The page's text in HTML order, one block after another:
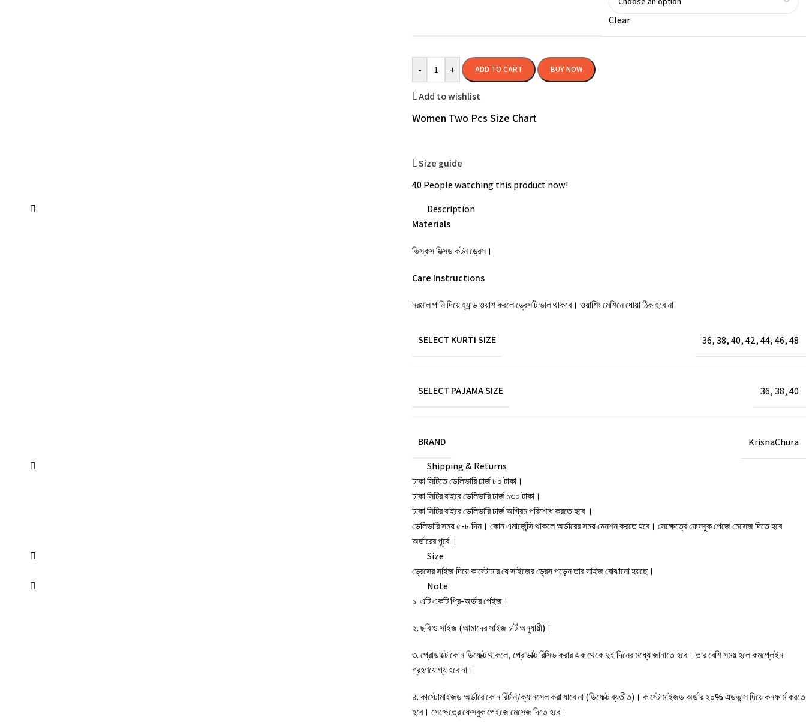
Clear
- + ADD TO CART BUY NOW
Add to wishlist
Women Two Pcs Size Chart
Size guide
40People watching this product now!
Description
Materials
ভিস্কস মিক্সড কটন ড্রেস।
Care Instructions
নরমাল পানি দিয়ে হ্যান্ড ওয়াশ করলে ড্রেসটি ভাল থাকবে। ওয়াশিং মেশিনে ধোয়া ঠিক হবে না
SELECT KURTI SIZE 36,38,40,42,44,46,48
SELECT PAJAMA SIZE 36,38,40
BRAND
KrisnaChura
Shipping & Returns
ঢাকা সিটিতে ডেলিভারি চার্জ ৮০ টাকা।
ঢাকা সিটির বাইরে ডেলিভারি চার্জ ১৩০ টাকা।
ঢাকা সিটির বাইরে ডেলিভারি চার্জ অগ্রিম পরিশোধ করতে হবে ।
ডেলিভারি সময় ৫-৮ দিন। কোন এমার্জেন্সি থাকলে অর্ডারের সময় মেনশন করতে হবে। সেক্ষেত্রে ফেসবুক পেজে মেসেজ দিতে হবে
অর্ডারের পূর্বে ।
Size
ড্রেসের সাইজ দিয়ে কাস্টোমার যে সাইজের ড্রেস পড়েন তার সাইজ বোঝানো হয়ছে।
Note
১. এটি একটি প্রি-অর্ডার পেইজ।
২. ছবি ও সাইজ (আমাদের সাইজ চার্ট অনুযায়ী)।
৩. প্রোডাক্টে কোন ডিফেক্ট থাকলে, প্রোডাক্ট রিসিভ করার এক থেকে দুই দিনের মধ্যে জানাতে হবে। তার বেশি সময় হলে কমপ্লেইন
গ্রহণযোগ্য হবে না।
৪. কাস্টোমাইজড অর্ডারে কোন রির্টান/ক্যানসেল করা যাবে না (ডিফেক্ট ব্যতীত)। কাস্টোমাইজড অর্ডার ২০% এডভান্স দিয়ে কনফার্ম করতে
হবে। সেক্ষেত্রে ফেসবুক পেইজে মেসেজ দিতে হবে।